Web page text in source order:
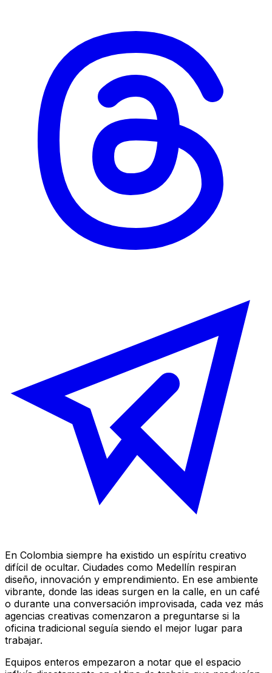
En Colombia siempre ha existido un espíritu creativo
difícil de ocultar. Ciudades como Medellín respiran
diseño, innovación y emprendimiento. En ese ambiente
vibrante, donde las ideas surgen en la calle, en un café
o durante una conversación improvisada, cada vez más
agencias creativas comenzaron a preguntarse si la
oficina tradicional seguía siendo el mejor lugar para
trabajar.
Equipos enteros empezaron a notar que el espacio